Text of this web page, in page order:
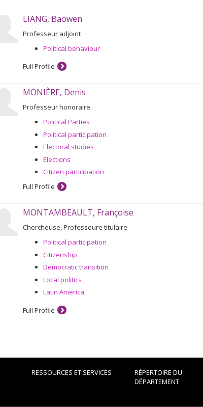
LIANG, Baowen
Professeur adjoint
Political behaviour
Full Profile
MONIÈRE, Denis
Professeur honoraire
Political Parties
Political participation
Electoral studies
Elections
Citizen participation
Full Profile
MONTAMBEAULT, Françoise
Chercheuse, Professeure titulaire
Political participation
Citizenship
Democratic transition
Local politics
Latin America
Full Profile
RESSOURCES ET SERVICES
RÉPERTOIRE DU
DÉPARTEMENT